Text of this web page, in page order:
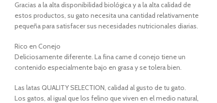
Gracias a la alta disponibilidad biológica y a la alta calidad de
estos productos, su gato necesita una cantidad relativamente
pequeña para satisfacer sus necesidades nutricionales diarias.
Rico en Conejo
Deliciosamente diferente. La fina carne d conejo tiene un
contenido especialmente bajo en grasa y se tolera bien.
Las latas QUALITY SELECTION, calidad al gusto de tu gato.
Los gatos, al igual que los felino que viven en el medio natural,